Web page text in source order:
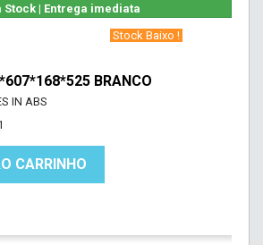
Stock | Entrega imediata
‎ Stock Baixo !‎ ‎
BRANCO
IN ABS
CARRINHO